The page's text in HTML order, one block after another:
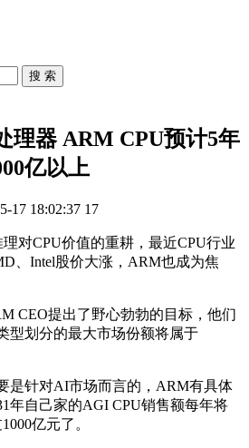
搜 索
理器 ARM CPU预计5年
亿以上
17 18:02:37 17
对CPU价值的重耕，最近CPU行业
、Intel股价大涨，ARM也成为焦
CEO提出了野心勃勃的目标，他们
型划分的最大市场份额将属于
是针对AI市场而言的，ARM有具体
年自己家的AGI CPU销售额每年将
亿元了。